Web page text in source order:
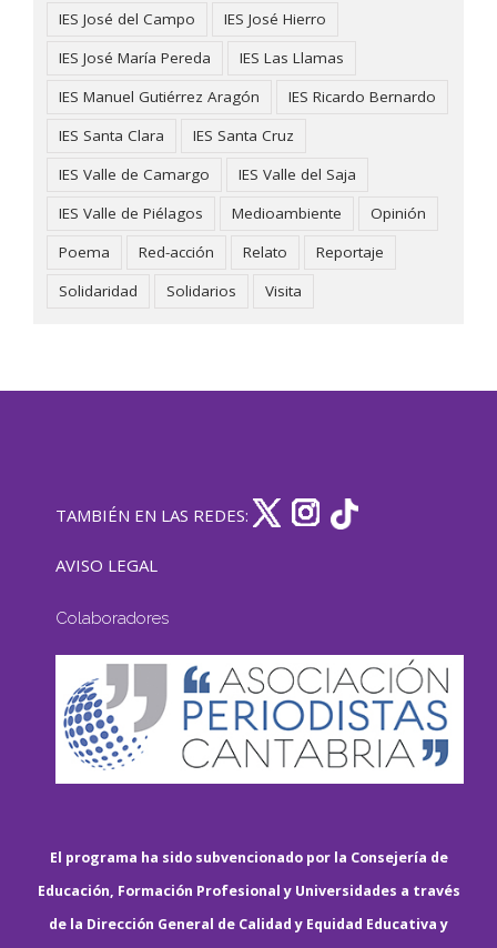
IES José del Campo
IES José Hierro
IES José María Pereda
IES Las Llamas
IES Manuel Gutiérrez Aragón
IES Ricardo Bernardo
IES Santa Clara
IES Santa Cruz
IES Valle de Camargo
IES Valle del Saja
IES Valle de Piélagos
Medioambiente
Opinión
Poema
Red-acción Relato
Reportaje
Solidaridad
Solidarios Visita
TAMBIÉN EN LAS REDES:
AVISO LEGAL
Colaboradores
El programa ha sido subvencionado por la Consejería de
Educación, Formación Profesional y Universidades a través
de la Dirección General de Calidad y Equidad Educativa y